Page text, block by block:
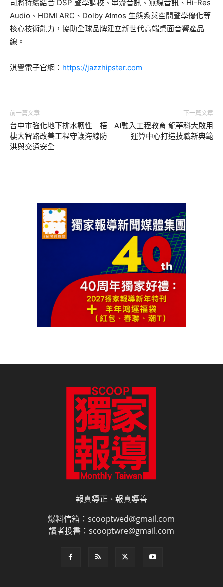
司將持續結合 DSP 聲學調校、串流音訊、無線音訊、Hi-Res
Audio、HDMI ARC、Dolby Atmos 生態系與空間聲學優化等
核心技術能力，協助全球品牌建立新世代高端桌面音響產品
線。
淇譽電子官網： https://jazzhipster.com
前一篇文章
台中市強化地下排水韌性 梧
棲大智路改善工程守護海線防
洪與交通安全
下一篇文章
AI融入工程教育 龍華科大啟用
運算中心打造技職新典範
報真導正、報真導善
爆料信箱：scooptwed@gmail.com
讀者投書：scooptwre@gmail.com